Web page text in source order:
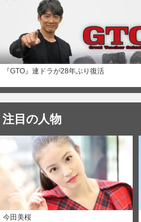
『GTO』連ドラが28年ぶり復活
注目の人物
今田美桜